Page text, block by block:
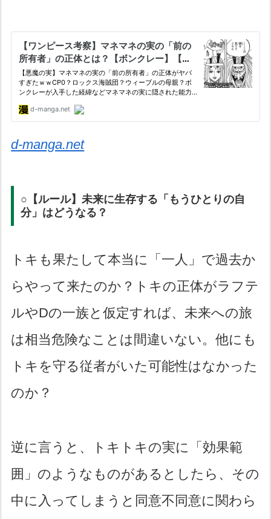
d-manga.net
○【ルール】未来に生存する「もうひとりの自
分」はどうなる？
トキも果たして本当に「一人」で過去か
らやって来たのか？トキの正体がラフテ
ルやDの一族と仮定すれば、未来への旅
は相当危険なことは間違いない。他にも
トキを守る従者がいた可能性はなかった
のか？
逆に言うと、トキトキの実に「効果範
囲」のようなものがあるとしたら、その
中に入ってしまうと同意不同意に関わら